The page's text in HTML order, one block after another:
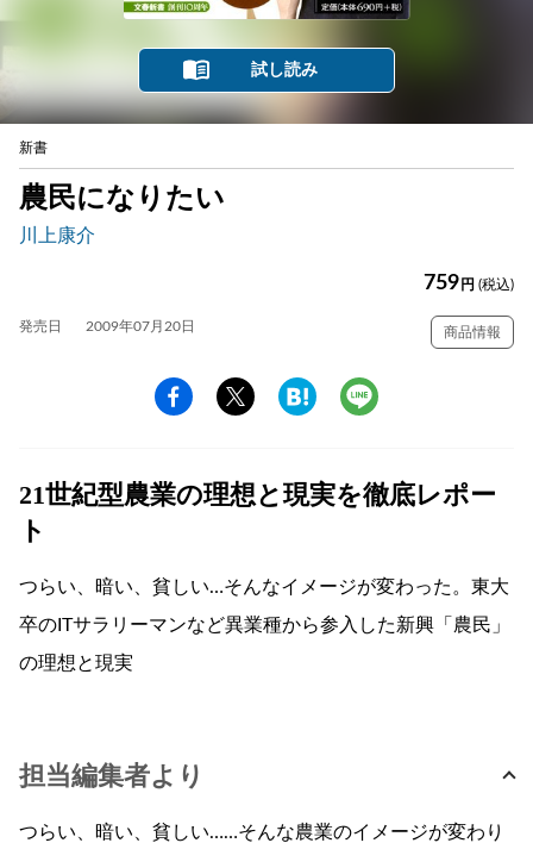
試し読み
新書
農民になりたい
川上康介
759 円 (税込)
発売日 2009年07月20日 商品情報
21世紀型農業の理想と現実を徹底レポー
ト
つらい、暗い、貧しい…そんなイメージが変わった。東大
卒のITサラリーマンなど異業種から参入した新興「農民」
の理想と現実
担当編集者より
つらい、暗い、貧しい……そんな農業のイメージが変わり